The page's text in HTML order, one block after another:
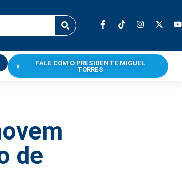
FALE COM O PRESIDENTE MIGUEL
TORRES
de